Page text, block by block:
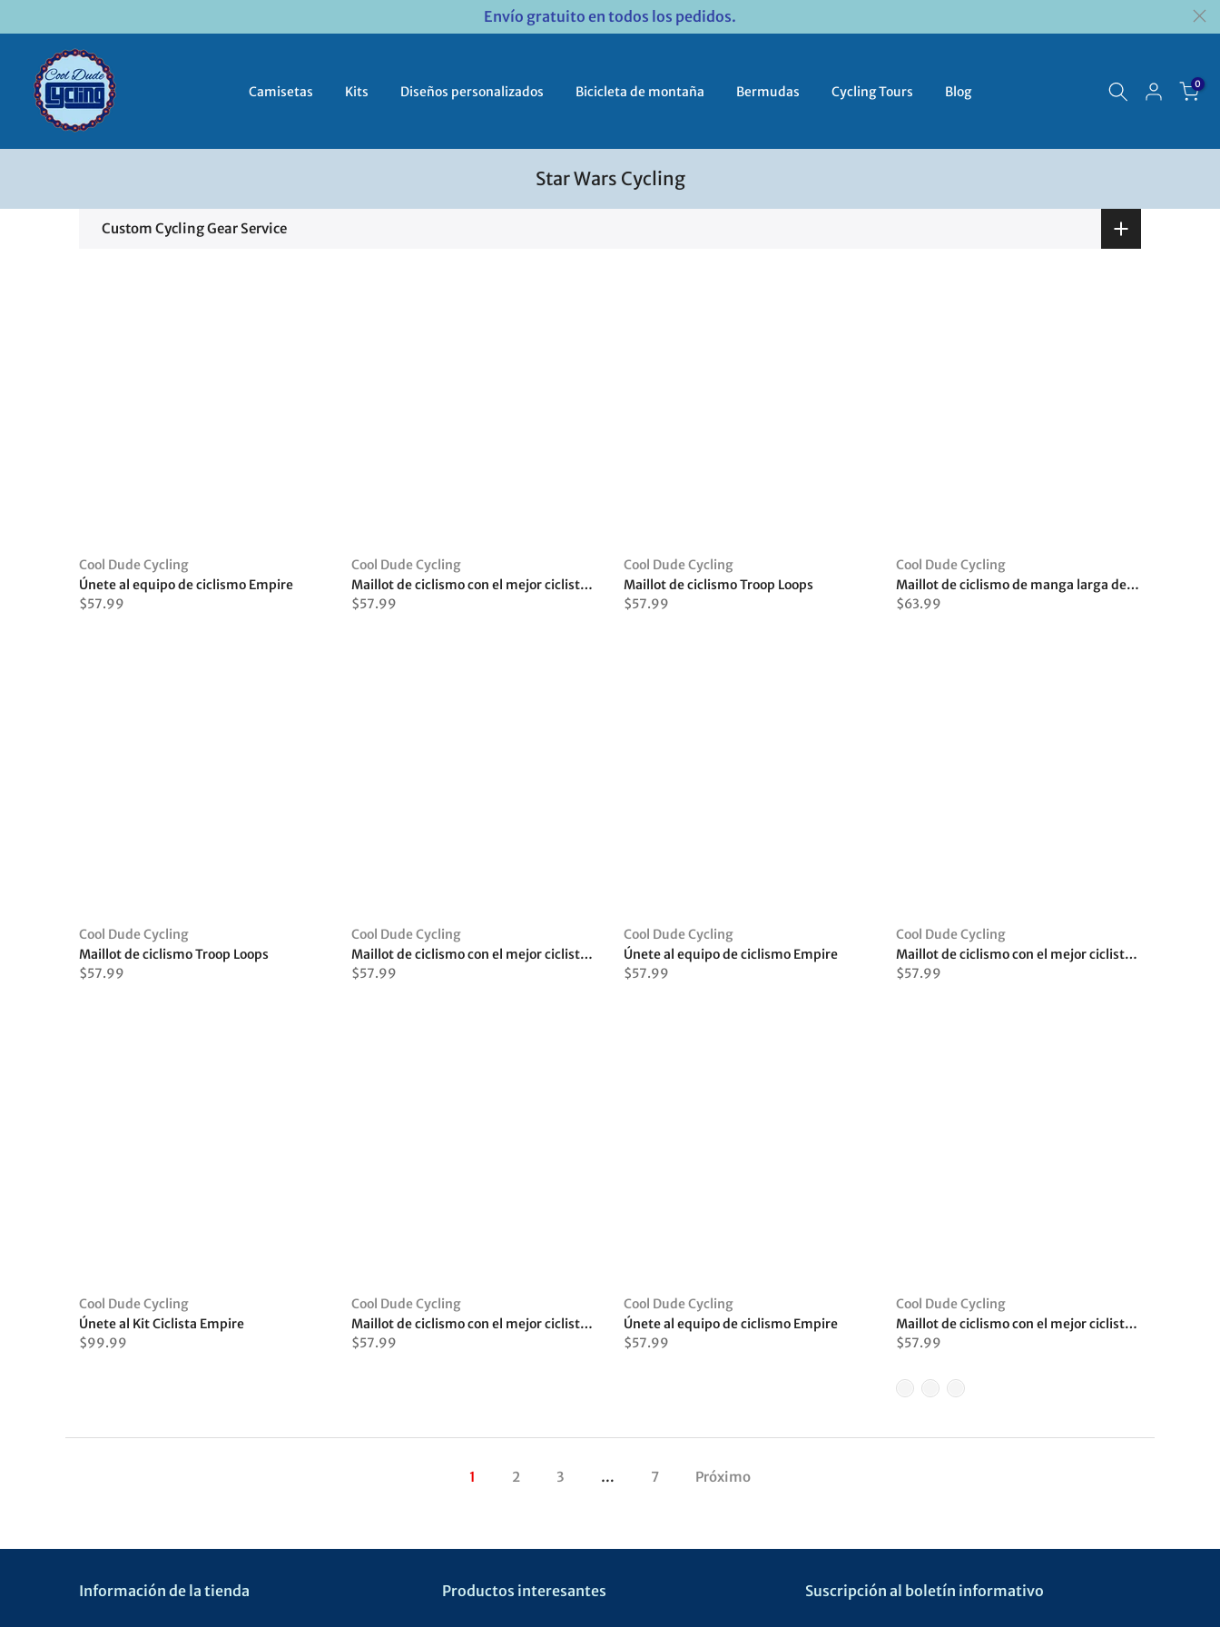
□
contenido
Envío gratuito en todos los pedidos.
Camisetas Kits Diseños personalizados Bicicleta de montaña Bermudas Cycling Tours Blog 0
Star Wars Cycling
Custom Cycling Gear Service
Cool Dude Cycling
Únete al equipo de ciclismo Empire
$57.99
Cool Dude Cycling
Maillot de ciclismo con el mejor ciclista de la galaxia
$57.99
Cool Dude Cycling
Maillot de ciclismo Troop Loops
$57.99
Cool Dude Cycling
Maillot de ciclismo de manga larga de la Universidad de Wisconsin
$63.99
Cool Dude Cycling
Maillot de ciclismo Troop Loops
$57.99
Cool Dude Cycling
Maillot de ciclismo con el mejor ciclista de la galaxia
$57.99
Cool Dude Cycling
Únete al equipo de ciclismo Empire
$57.99
Cool Dude Cycling
Maillot de ciclismo con el mejor ciclista de la galaxia
$57.99
Cool Dude Cycling
Únete al Kit Ciclista Empire
$99.99
Cool Dude Cycling
Maillot de ciclismo con el mejor ciclista de la galaxia
$57.99
Cool Dude Cycling
Únete al equipo de ciclismo Empire
$57.99
Cool Dude Cycling
Maillot de ciclismo con el mejor ciclista de la galaxia
$57.99
1 2 3 … 7 Próximo
Información de la tienda Productos interesantes Suscripción al boletín informativo